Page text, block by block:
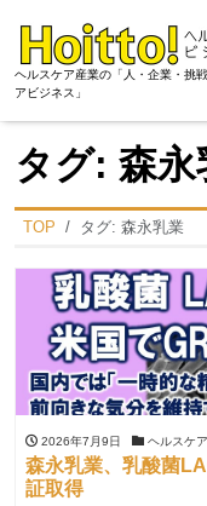
ヘルスケア産業の「人・企業・挑
アビジネス」
タグ: 森永
TOP タグ: 森永乳業
2026年7月9日 ヘルスケ
森永乳業、乳酸菌
証取得